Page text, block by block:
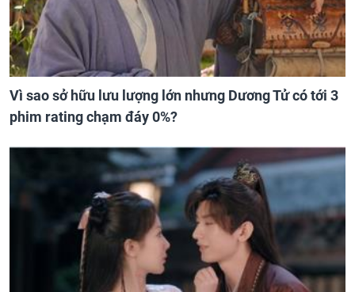
Vì sao sở hữu lưu lượng lớn nhưng Dương Tử có tới 3
phim rating chạm đáy 0%?